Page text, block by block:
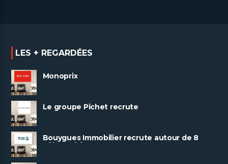
LES + REGARDÉES
Monoprix
Le groupe Pichet recrute
Bouygues Immobilier recrute autour de 8
pôles métiers